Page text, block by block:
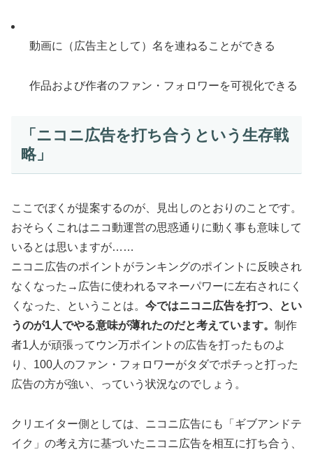
動画に（広告主として）名を連ねることができる
作品および作者のファン・フォロワーを可視化できる
「ニコニ広告を打ち合うという生存戦
略」
ここでぼくが提案するのが、見出しのとおりのことです。
おそらくこれはニコ動運営の思惑通りに動く事も意味して
いるとは思いますが……
ニコニ広告のポイントがランキングのポイントに反映され
なくなった→広告に使われるマネーパワーに左右されにく
くなった、ということは。 今ではニコニ広告を打つ、とい
うのが1人でやる意味が薄れたのだと考えています。 制作
者1人が頑張ってウン万ポイントの広告を打ったものよ
り、100人のファン・フォロワーがタダでポチっと打った
広告の方が強い、っていう状況なのでしょう。
クリエイター側としては、ニコニ広告にも「ギブアンドテ
イク」の考え方に基づいたニコニ広告を相互に打ち合う、